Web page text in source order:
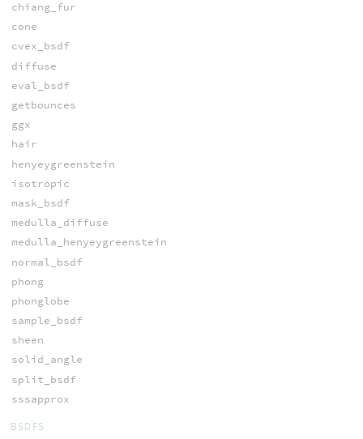
chiang_fur
cone
cvex_bsdf
diffuse
eval_bsdf
getbounces
ggx
hair
henyeygreenstein
isotropic
mask_bsdf
medulla_diffuse
medulla_henyeygreenstein
normal_bsdf
phong
phonglobe
sample_bsdf
sheen
solid_angle
split_bsdf
sssapprox
BSDFS